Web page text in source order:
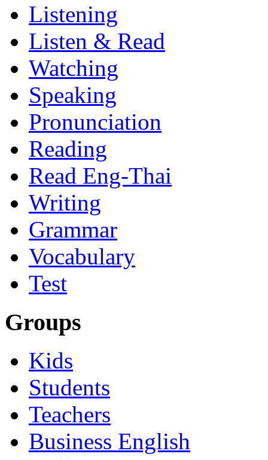
Listening
Listen & Read
Watching
Speaking
Pronunciation
Reading
Read Eng-Thai
Writing
Grammar
Vocabulary
Test
Groups
Kids
Students
Teachers
Business English